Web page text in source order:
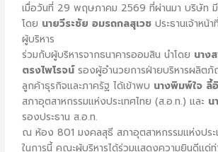
เมื่อวันที่ 29 พฤษภาคม 2569 ที่ผ่านมา บริษัท
โดย นายวีระชัย อมรถกลสุเวช ประธานเจ้าห
ผู้บริหาร
ร่วมกับผู้บริหารจากธนาคารออมสิน นำโดย นาง
ตรงไพโรจน์รองผู้อำนวยการฝ่ายบริหารผลิตภั
ลูกค้าธุรกิจและภาครัฐ ได้เข้าพบ นางพิมพ์ใจ ลี้
สภาอุตสาหกรรมแห่งประเทศไทย (ส.อ.ท.) และ น
รองประธาน ส.อ.ท.
ณ ห้อง 801 มงคลสุธี สภาอุตสาหกรรมแห่งประ
ในการนี้ คณะผู้บริหารได้ร่วมแสดงความยินดีแด่ท่